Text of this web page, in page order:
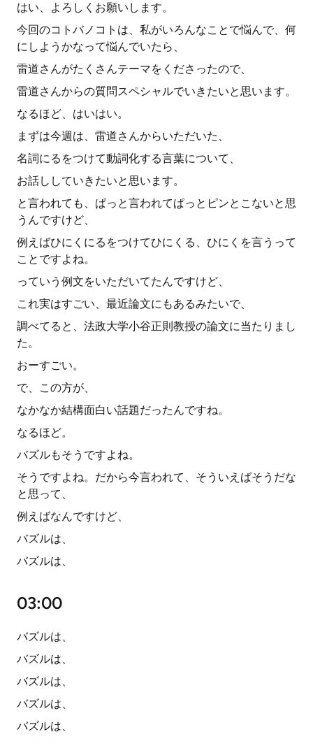
はい、よろしくお願いします。
今回のコトバノコトは、私がいろんなことで悩んで、何
にしようかなって悩んでいたら、
雷道さんがたくさんテーマをくださったので、
雷道さんからの質問スペシャルでいきたいと思います。
なるほど、はいはい。
まずは今週は、雷道さんからいただいた、
名詞にるをつけて動詞化する言葉について、
お話ししていきたいと思います。
と言われても、ぱっと言われてぱっとピンとこないと思
うんですけど、
例えばひにくにるをつけてひにくる、ひにくを言うって
ことですよね。
っていう例文をいただいてたんですけど、
これ実はすごい、最近論文にもあるみたいで、
調べてると、法政大学小谷正則教授の論文に当たりまし
た。
おーすごい。
で、この方が、
なかなか結構面白い話題だったんですね。
なるほど。
バズルもそうですよね。
そうですよね。だから今言われて、そういえばそうだな
と思って、
例えばなんですけど、
バズルは、
バズルは、
03:00
バズルは、
バズルは、
バズルは、
バズルは、
バズルは、